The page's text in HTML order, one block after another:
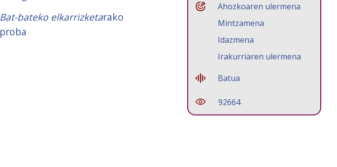
Bat-bateko elkarrizketarako
proba
Ahozkoaren ulermena
Mintzamena
Idazmena
Irakurriaren ulermena
Batua
92664